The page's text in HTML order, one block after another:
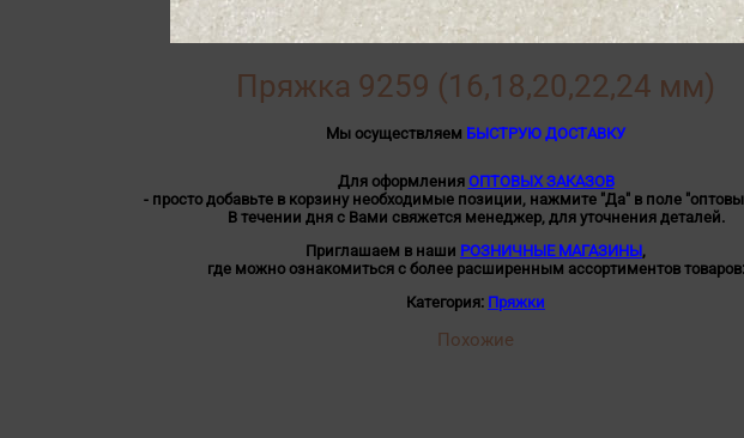
Пряжка 9259 (16,18,20,22,24 мм)
Мы осуществляем БЫСТРУЮ ДОСТАВКУ
Для оформления ОПТОВЫХ ЗАКАЗОВ
- просто добавьте в корзину необходимые позиции, нажмите "Да" в поле
В течении дня с Вами свяжется менеджер, для уточнения деталей.
Приглашаем в наши РОЗНИЧНЫЕ МАГАЗИНЫ,
где можно ознакомиться с более расширенным ассортиментов товаров:
Категория: Пряжки
Похожие